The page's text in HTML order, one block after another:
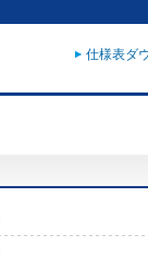
仕様表ダ